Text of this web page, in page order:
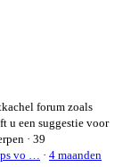
forum zoals
u een suggestie voor
· 39
vo … · 4 maanden